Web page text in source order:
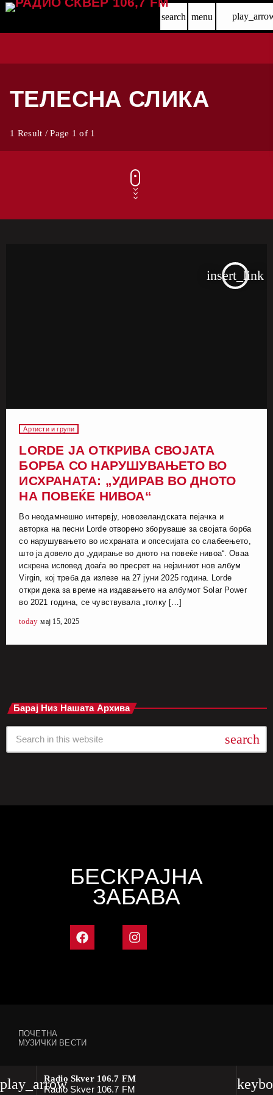
play_arrowRadio Skver 106.7 FM
Radio Skver 106.7 FM
search menu
ТЕЛЕСНА СЛИКА
1 Result / Page 1 of 1
insert_link
Артисти и групи
LORDE ЈА ОТКРИВА СВОЈАТА
БОРБА СО НАРУШУВАЊЕТО ВО
ИСХРАНАТА: „УДИРАВ ВО ДНОТО
НА ПОВЕЌЕ НИВОА“
Во неодамнешно интервју, новозеландската пејачка и
авторка на песни Lorde отворено зборуваше за својата борба
со нарушувањето во исхраната и опсесијата со слабеењето,
што ја довело до „удирање во дното на повеќе нивоа“. Оваа
искрена исповед доаѓа во пресрет на нејзиниот нов албум
Virgin, кој треба да излезе на 27 јуни 2025 година. Lorde
откри дека за време на издавањето на албумот Solar Power
во 2021 година, се чувствувала „толку […]
today мај 15, 2025
Барај Низ Нашата Архива
search
БЕСКРАЈНА
ЗАБАВА
ПОЧЕТНА
МУЗИЧКИ ВЕСТИ